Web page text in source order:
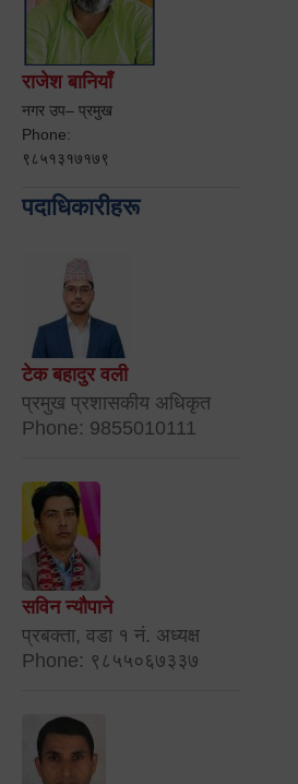
राजेश बानियाँ
नगर उप– प्रमुख
Phone:
९८५१३१७१७९
पदाधिकारीहरू
टेक बहादुर वली
प्रमुख प्रशासकीय अधिकृत
Phone: 9855010111
सविन न्यौपाने
प्रबक्ता, वडा १ नं. अध्यक्ष
Phone: ९८५५०६७३३७